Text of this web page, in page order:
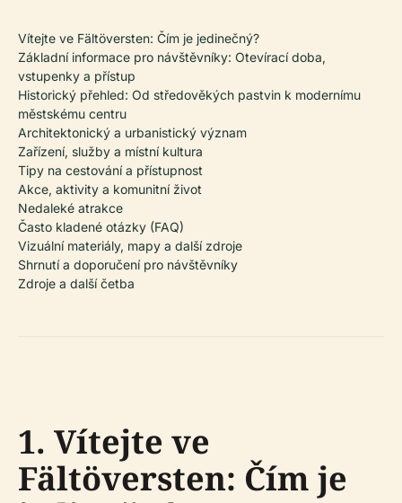
Vítejte ve Fältöversten: Čím je jedinečný?
Základní informace pro návštěvníky: Otevírací doba,
vstupenky a přístup
Historický přehled: Od středověkých pastvin k modernímu
městskému centru
Architektonický a urbanistický význam
Zařízení, služby a místní kultura
Tipy na cestování a přístupnost
Akce, aktivity a komunitní život
Nedaleké atrakce
Často kladené otázky (FAQ)
Vizuální materiály, mapy a další zdroje
Shrnutí a doporučení pro návštěvníky
Zdroje a další četba
1. Vítejte ve
Fältöversten: Čím je